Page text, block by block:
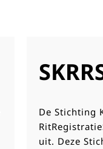
De Stichting
uit. Deze